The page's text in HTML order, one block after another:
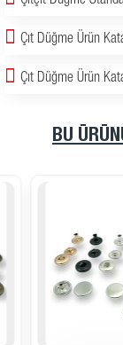
Çıt Düğme Ürün
Çıt Düğme Ürün
BU